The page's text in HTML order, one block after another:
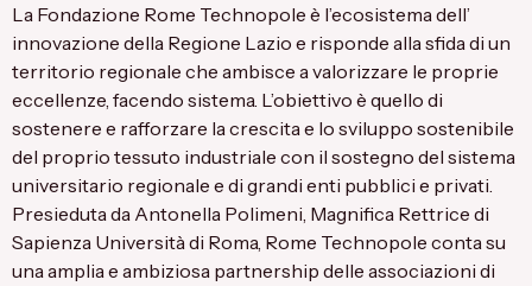
La Fondazione Rome Technopole è l’ecosistema dell’
innovazione della Regione Lazio e risponde alla sfida di un
territorio regionale che ambisce a valorizzare le proprie
eccellenze, facendo sistema. L’obiettivo è quello di
sostenere e rafforzare la crescita e lo sviluppo sostenibile
del proprio tessuto industriale con il sostegno del sistema
universitario regionale e di grandi enti pubblici e privati.
Presieduta da Antonella Polimeni, Magnifica Rettrice di
Sapienza Università di Roma, Rome Technopole conta su
una amplia e ambiziosa partnership delle associazioni di